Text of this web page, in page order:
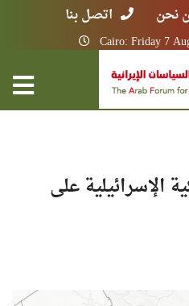
نحن اتصل بنا
Cairo: Friday 7
الإسرائيلية على